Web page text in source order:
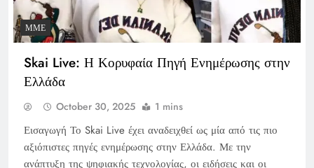
ΜΜΕ
Skai Live: Η Κορυφαία Πηγή Ενημέρωσης στην
Ελλάδα
October 30, 2025 1 mins
Εισαγωγή Το Skai Live έχει αναδειχθεί ως μία από τις πιο
αξιόπιστες πηγές ενημέρωσης στην Ελλάδα. Με την
ανάπτυξη της ψηφιακής τεχνολογίας, οι ειδήσεις και οι